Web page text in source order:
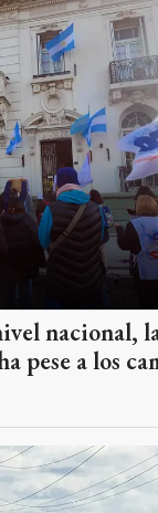
nacional,
pese a los